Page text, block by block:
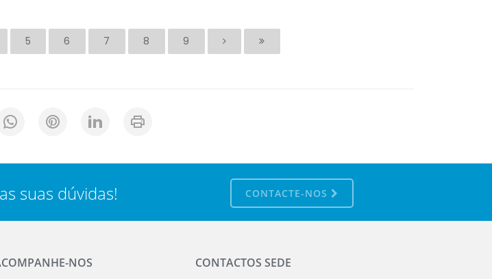
5 6 7 8 9
suas dúvidas! CONTACTE-NOS
NOS CONTACTOS SEDE